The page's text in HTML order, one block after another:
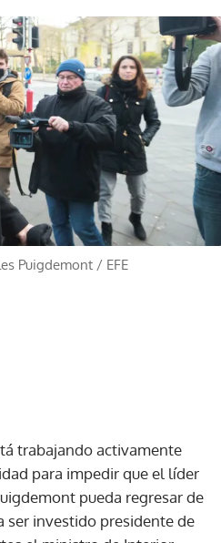
Puigdemont / EFE
trabajando activamente
para impedir que el líder
pueda regresar de
ser investido presidente de